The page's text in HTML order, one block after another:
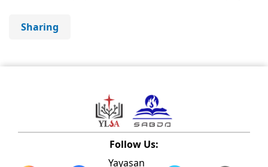
Sharing
Follow Us:
Yayasan